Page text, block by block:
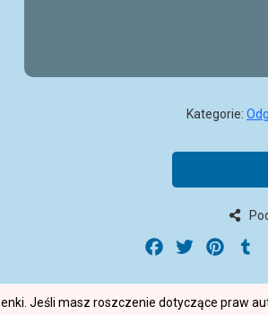
Kategorie:
Facebook
Twitter
Jeśli masz roszczenie dotyczące praw